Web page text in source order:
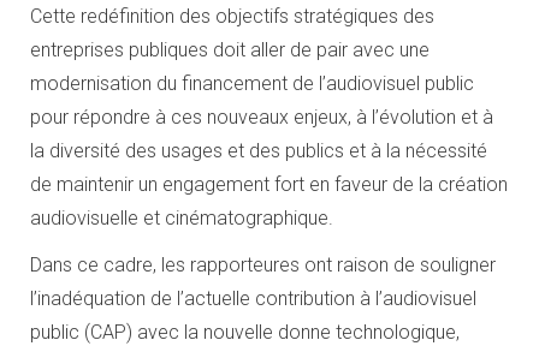
Cette redéfinition des objectifs stratégiques des
entreprises publiques doit aller de pair avec une
modernisation du financement de l’audiovisuel public
pour répondre à ces nouveaux enjeux, à l’évolution et à
la diversité des usages et des publics et à la nécessité
de maintenir un engagement fort en faveur de la création
audiovisuelle et cinématographique.
Dans ce cadre, les rapporteures ont raison de souligner
l’inadéquation de l’actuelle contribution à l’audiovisuel
public (CAP) avec la nouvelle donne technologique,